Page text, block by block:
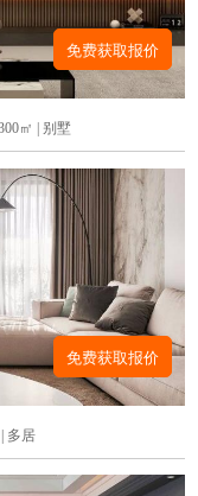
免费获取报价
㎡ | 别墅
免费获取报价
多居